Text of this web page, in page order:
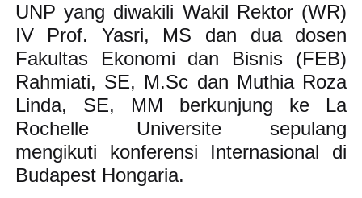
UNP yang diwakili Wakil Rektor (WR)
IV Prof. Yasri, MS dan dua dosen
Fakultas Ekonomi dan Bisnis (FEB)
Rahmiati, SE, M.Sc dan Muthia Roza
Linda, SE, MM berkunjung ke La
Rochelle Universite sepulang
mengikuti konferensi Internasional di
Budapest Hongaria.